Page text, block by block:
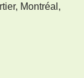
Montréal,